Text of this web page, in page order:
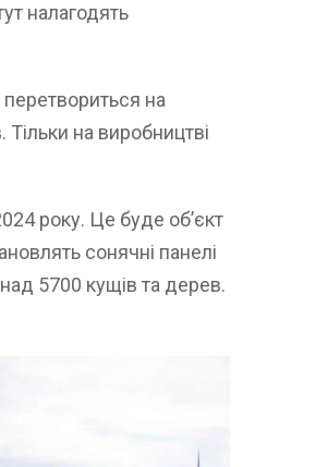
налагодять
на
на виробництві
року. Це буде об’єкт
сонячні панелі
5700 кущів та дерев.